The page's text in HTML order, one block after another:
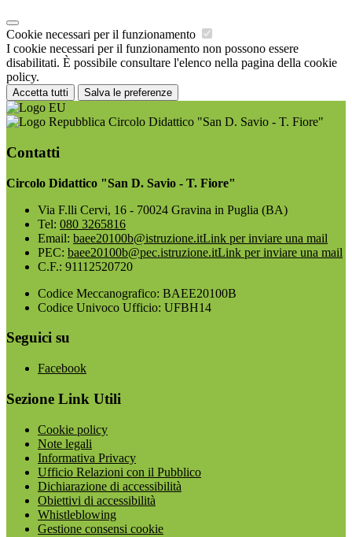
Cookie necessari per il funzionamento
I cookie necessari per il funzionamento non possono essere
disabilitati. È possibile consultare l'elenco nella pagina della cookie
policy.
Accetta tutti Salva le preferenze
Circolo Didattico "San D. Savio - T. Fiore"
Contatti
Circolo Didattico "San D. Savio - T. Fiore"
Via F.lli Cervi, 16 - 70024 Gravina in Puglia (BA)
Tel: 080 3265816
Email: baee20100b@istruzione.itLink per inviare una mail
PEC: baee20100b@pec.istruzione.itLink per inviare una mail
C.F.: 91112520720
Codice Meccanografico: BAEE20100B
Codice Univoco Ufficio: UFBH14
Seguici su
Facebook
Sezione Link Utili
Cookie policy
Note legali
Informativa Privacy
Ufficio Relazioni con il Pubblico
Dichiarazione di accessibilità
Obiettivi di accessibilità
Whistleblowing
Gestione consensi cookie